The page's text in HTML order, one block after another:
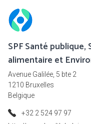
SPF Santé publique,
alimentaire et
Avenue Galilée, 5 bte 2
1210 Bruxelles
Belgique
+32 2 524 97 97